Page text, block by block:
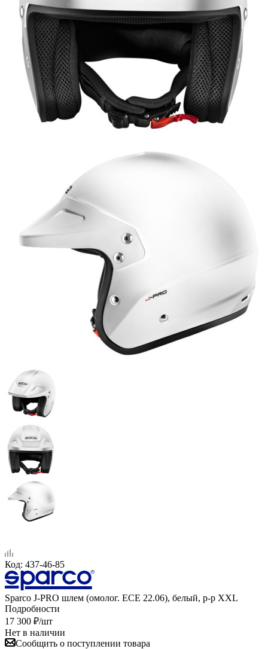
Код: 437-46-85
Sparco J-PRO шлем (омолог. ECE 22.06), белый, р-р XXL
Подробности
17 300 ₽/шт
Нет в наличии
Сообщить о поступлении товара